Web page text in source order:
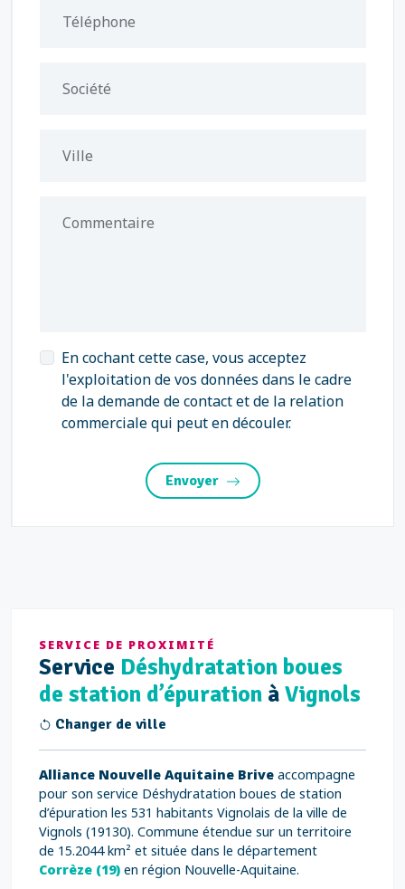
Téléphone
Société
Ville
Commentaire
En cochant cette case, vous acceptez
l'exploitation de vos données dans le cadre
de la demande de contact et de la relation
commerciale qui peut en découler.
Envoyer
SERVICE DE PROXIMITÉ
Service Déshydratation boues
de station d’épuration àVignols
Changer de ville
Alliance Nouvelle Aquitaine Brive accompagne
pour son service Déshydratation boues de station
d’épuration les 531 habitants Vignolais de la ville de
Vignols (19130). Commune étendue sur un territoire
de 15.2044 km² et située dans le département
Corrèze (19) en région Nouvelle-Aquitaine.